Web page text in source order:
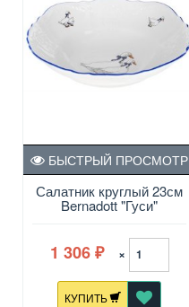
Салатник круглый 23см
Bernadott "Гуси"
БЫСТРЫЙ ПРОСМОТР
1 306 ₽ ×
КУПИТЬ